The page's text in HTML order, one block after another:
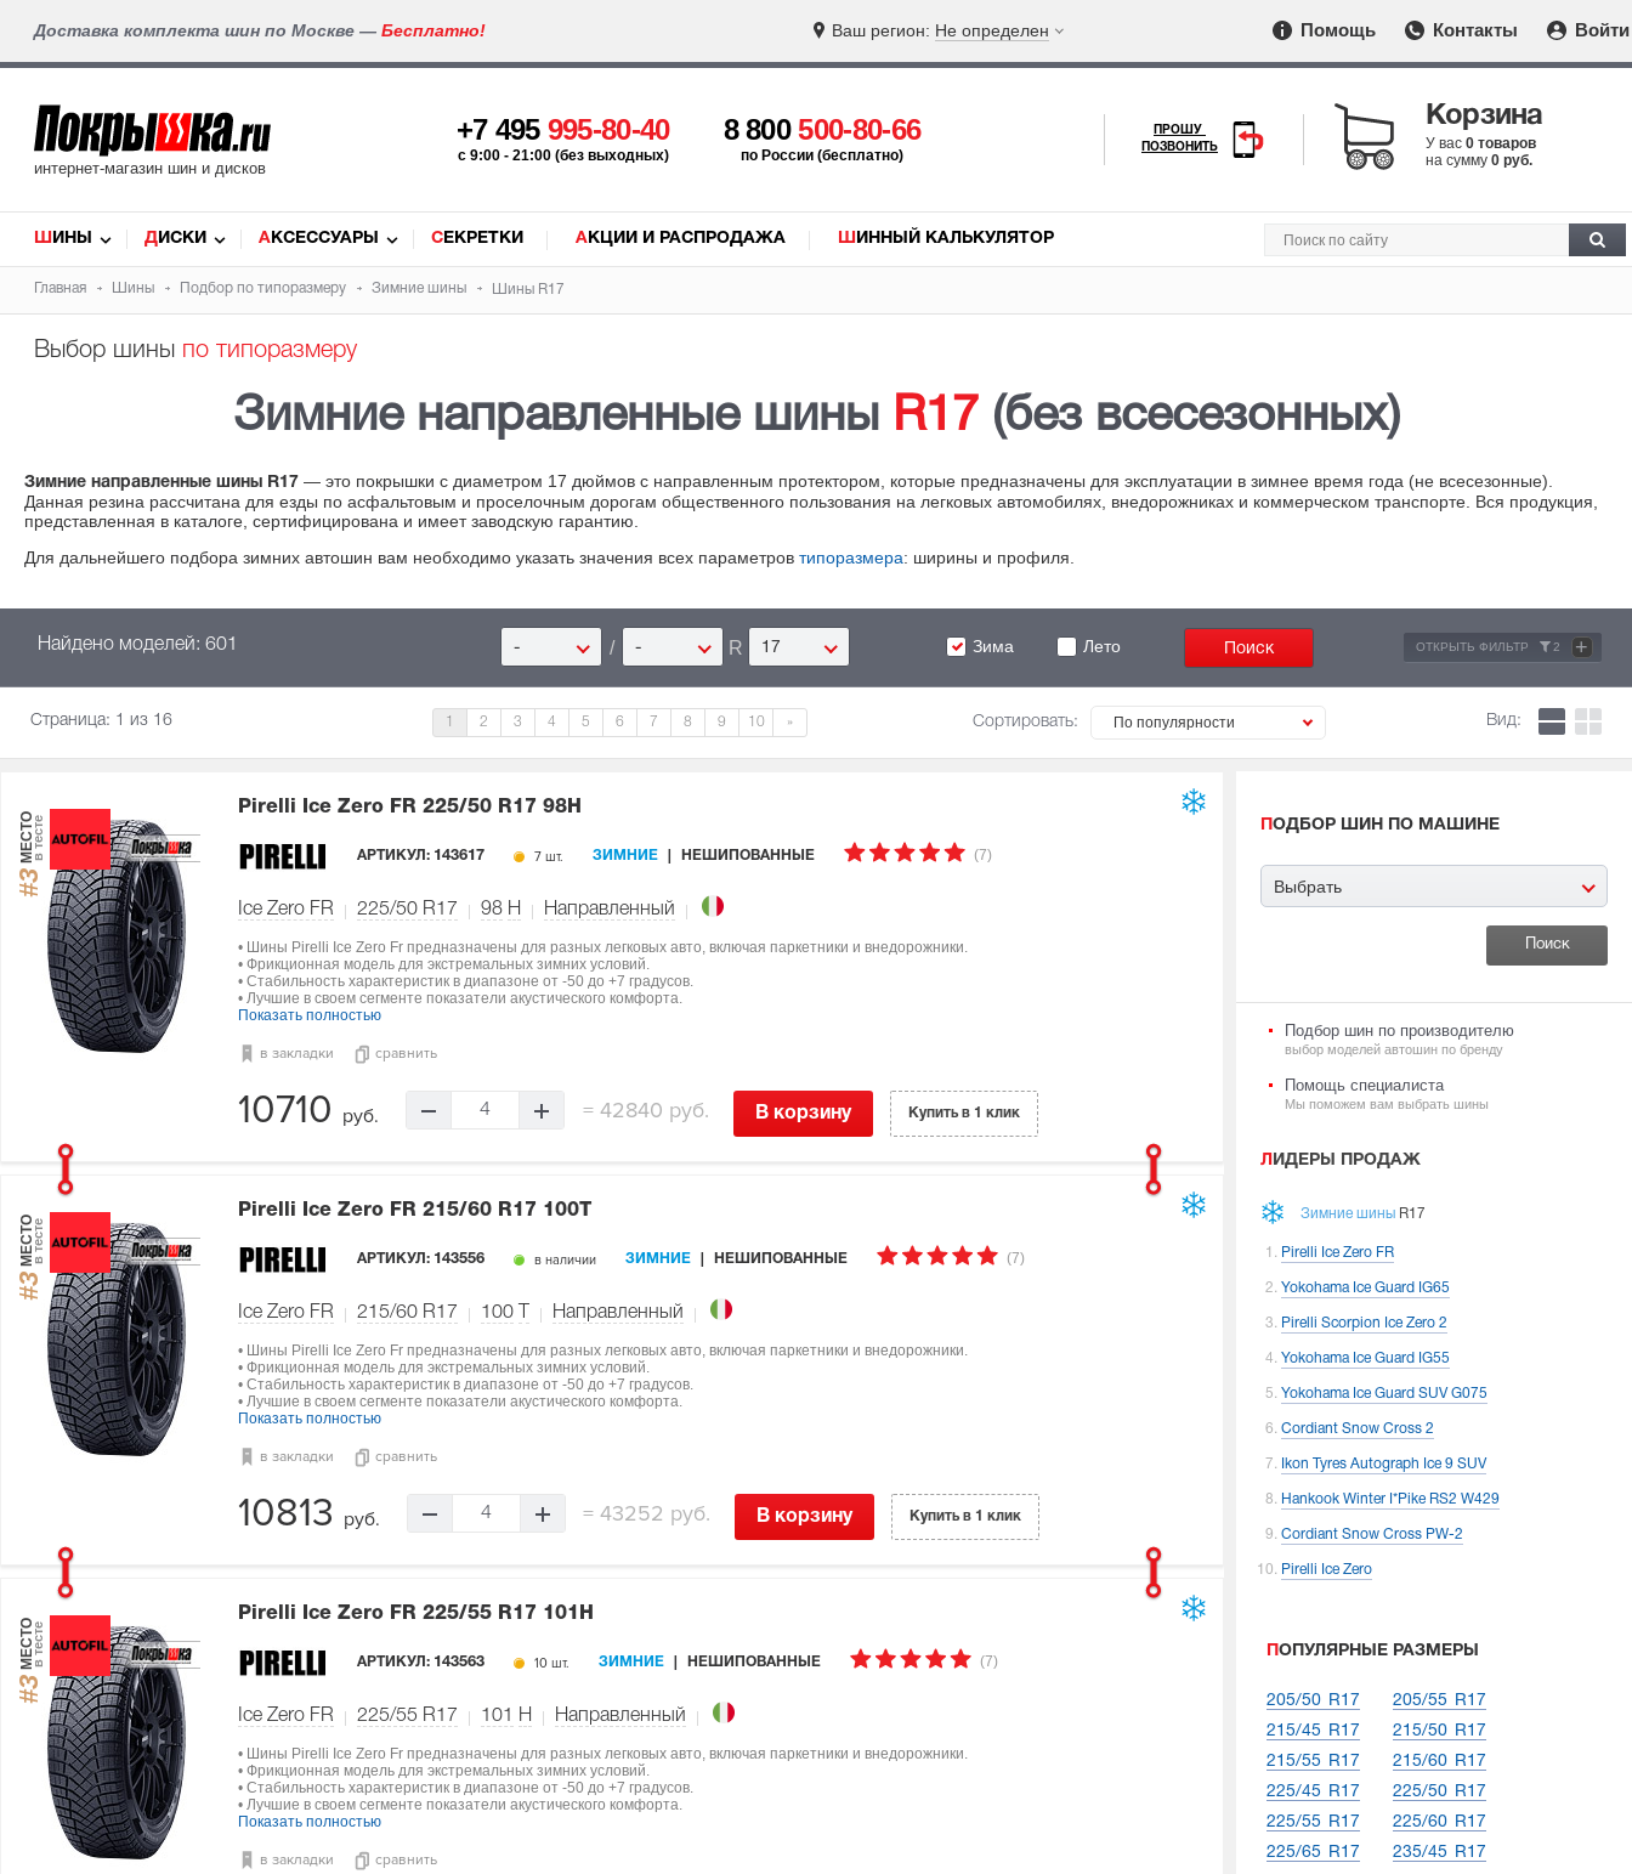
Доставка комплекта шин по Москве — Бесплатно! Ваш регион: Не определен Помощь Контакты Войти
интернет-магазин шин и дисков
+7 495 995-80-40
c 9:00 - 21:00 (без выходных)
8 800500-80-66
по России (бесплатно)
ПРОШУ
ПОЗВОНИТЬ
Корзина
У вас 0 товаров
на сумму 0 руб.
ШИНЫ ДИСКИ АКСЕССУАРЫ СЕКРЕТКИ АКЦИИ И РАСПРОДАЖА ШИННЫЙ КАЛЬКУЛЯТОР
Главная Шины Подбор по типоразмеру Зимние шины Шины R17
Выбор шины по типоразмеру
Зимние направленные шины R17 (без всесезонных)
Зимние направленные шины R17 — это покрышки с диаметром 17 дюймов с направленным протектором, которые предназначены для эксплуатации в зимнее время года (не всесезонные).
Данная резина рассчитана для езды по асфальтовым и проселочным дорогам общественного пользования на легковых автомобилях, внедорожниках и коммерческом транспорте. Вся продукция,
представленная в каталоге, сертифицирована и имеет заводскую гарантию.
Для дальнейшего подбора зимних автошин вам необходимо указать значения всех параметров типоразмера: ширины и профиля.
Найдено моделей: 601 - / - R 17 Зима Лето ОТКРЫТЬ ФИЛЬТР 2 +
Страница: 1 из 16 1 2 3 4 5 6 7 8 9 10 » Сортировать: По популярности Вид:
#3
МЕСТОв тесте
Pirelli Ice Zero FR 225/50 R17 98H
АРТИКУЛ: 143617 7 шт. ЗИМНИЕ НЕШИПОВАННЫЕ (7)
Ice Zero FR 225/50 R17 98 H Направленный
• Шины Pirelli Ice Zero Fr предназначены для разных легковых авто, включая паркетники и внедорожники.
• Фрикционная модель для экстремальных зимних условий.
• Стабильность характеристик в диапазоне от -50 до +7 градусов.
• Лучшие в своем сегменте показатели акустического комфорта.
Показать полностью
в закладки сравнить
10710 руб. 4 =42840 руб. В корзину Купить в 1 клик
#3
МЕСТОв тесте
Pirelli Ice Zero FR 215/60 R17 100T
АРТИКУЛ: 143556 в наличии ЗИМНИЕ НЕШИПОВАННЫЕ (7)
Ice Zero FR 215/60 R17 100 Направленный
• Шины Pirelli Ice Zero Fr предназначены для разных легковых авто, включая паркетники и внедорожники.
• Фрикционная модель для экстремальных зимних условий.
• Стабильность характеристик в диапазоне от -50 до +7 градусов.
• Лучшие в своем сегменте показатели акустического комфорта.
Показать полностью
в закладки сравнить
10813 руб. 4 = 43252 руб. В корзину Купить в 1 клик
#3
МЕСТОв тесте
Pirelli Ice Zero FR 225/55 R17 101H
АРТИКУЛ: 143563 10 шт. ЗИМНИЕ НЕШИПОВАННЫЕ (7)
Ice Zero FR 225/55 R17 101 H Направленный
• Шины Pirelli Ice Zero Fr предназначены для разных легковых авто, включая паркетники и внедорожники.
• Фрикционная модель для экстремальных зимних условий.
• Стабильность характеристик в диапазоне от -50 до +7 градусов.
• Лучшие в своем сегменте показатели акустического комфорта.
Показать полностью
в закладки сравнить
ПОДБОР ШИН ПО МАШИНЕ
Выбрать
Подбор шин по производителю
выбор моделей автошин по бренду
Помощь специалиста
Мы поможем вам выбрать шины
ЛИДЕРЫ ПРОДАЖ
Зимние шины R17
Pirelli Ice Zero FR
Yokohama Ice Guard IG65
Pirelli Scorpion Ice Zero 2
Yokohama Ice Guard IG55
Yokohama Ice Guard SUV G075
Cordiant Snow Cross 2
Ikon Tyres Autograph Ice 9 SUV
Hankook Winter I*Pike RS2 W429
Cordiant Snow Cross PW-2
Pirelli Ice Zero
ПОПУЛЯРНЫЕ РАЗМЕРЫ
205/50 R17
205/55 R17
215/45 R17
215/50 R17
215/55 R17
215/60 R17
225/45 R17
225/50 R17
225/55 R17
225/60 R17
225/65 R17
235/45 R17